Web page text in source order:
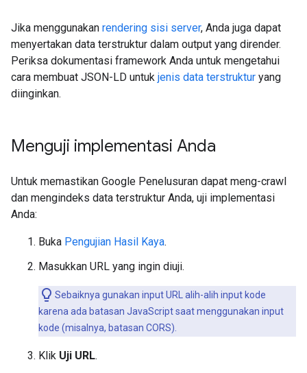
Jika menggunakan rendering sisi server, Anda juga dapat
menyertakan data terstruktur dalam output yang dirender.
Periksa dokumentasi framework Anda untuk mengetahui
cara membuat JSON-LD untuk jenis data terstruktur yang
diinginkan.
Menguji implementasi Anda
Untuk memastikan Google Penelusuran dapat meng-crawl
dan mengindeks data terstruktur Anda, uji implementasi
Anda:
Buka Pengujian Hasil Kaya.
Masukkan URL yang ingin diuji.
Sebaiknya gunakan input URL alih-alih input kode
karena ada batasan JavaScript saat menggunakan input
kode (misalnya, batasan CORS).
Klik Uji URL.